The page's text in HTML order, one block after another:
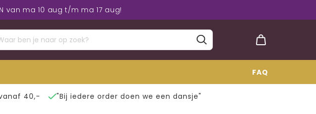
van ma 10 aug t/m ma 17 aug!
FAQ
40,- "Bij iedere order doen we een dansje"